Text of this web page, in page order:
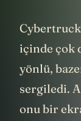
içinde çok
yönlü,
sergiledi.
onu bir